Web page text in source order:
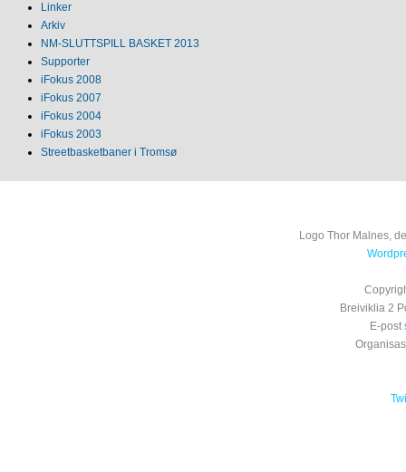
Linker
Arkiv
NM‐SLUTTSPILL BASKET 2013
Supporter
iFokus 2008
iFokus 2007
iFokus 2004
iFokus 2003
Streetbasketbaner i Tromsø
Logo Thor Malnes,
Breiviklia 2
E-post